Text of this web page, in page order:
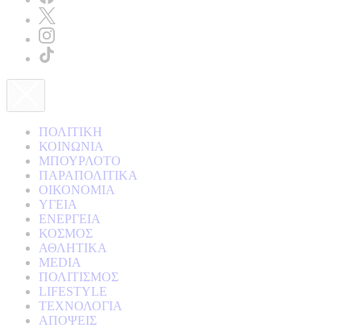
ΠΟΛΙΤΙΚΗ
ΚΟΙΝΩΝΙΑ
ΜΠΟΥΡΛΟΤΟ
ΠΑΡΑΠΟΛΙΤΙΚΑ
ΟΙΚΟΝΟΜΙΑ
ΥΓΕΙΑ
ΕΝΕΡΓΕΙΑ
ΚΟΣΜΟΣ
ΑΘΛΗΤΙΚΑ
MEDIA
ΠΟΛΙΤΙΣΜΟΣ
LIFESTYLE
ΤΕΧΝΟΛΟΓΙΑ
ΑΠΟΨΕΙΣ